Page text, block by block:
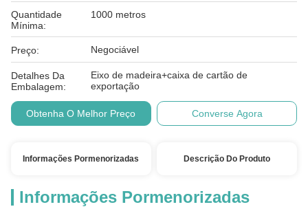
Quantidade
Mínima:
1000 metros
Preço: Negociável
Detalhes Da
Embalagem:
Eixo de madeira+caixa de cartão de
exportação
Obtenha O Melhor Preço Converse Agora
Informações Pormenorizadas Descrição Do Produto
Informações Pormenorizadas